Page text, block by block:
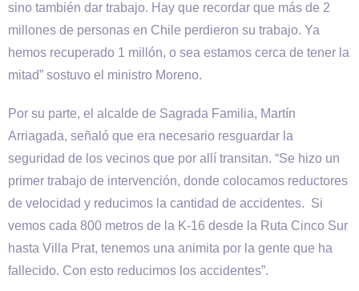
sino también dar trabajo. Hay que recordar que más de 2
millones de personas en Chile perdieron su trabajo. Ya
hemos recuperado 1 millón, o sea estamos cerca de tener la
mitad” sostuvo el ministro Moreno.
Por su parte, el alcalde de Sagrada Familia, Martín
Arriagada, señaló que era necesario resguardar la
seguridad de los vecinos que por allí transitan. “Se hizo un
primer trabajo de intervención, donde colocamos reductores
de velocidad y reducimos la cantidad de accidentes. Si
vemos cada 800 metros de la K-16 desde la Ruta Cinco Sur
hasta Villa Prat, tenemos una animita por la gente que ha
fallecido. Con esto reducimos los accidentes”.